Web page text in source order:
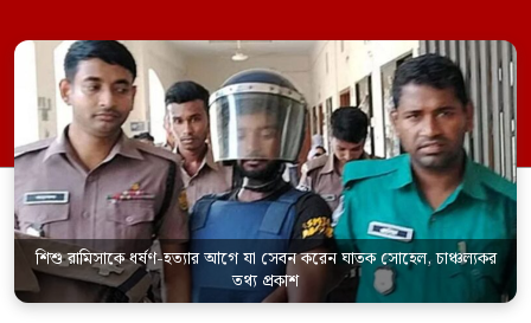
সেবন করেছিলেন বলে জবানবন্দিতে
জানিয়েছেন আসামি। রোববার (২৪ মে) সকালে
মামলার তদন্ত কর্মকর্তা পল্লবী থানার উপ-
পরিদর্শক অহিদুজ্জামান এ তথ্য নিছিত করেন।
তিনি বলেন, […]
শিশু রামিসাকে ধর্ষণ-হত্যার আগে যা সেবন করেন ঘাতক সোহেল, চাঞ্চল্যকর
তথ্য প্রকাশ